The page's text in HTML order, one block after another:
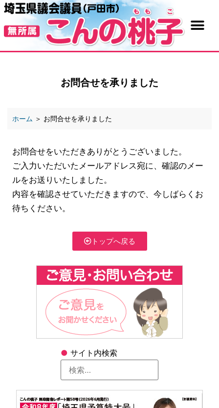
● サイト内検索
お問合せを承りました
ホーム ＞ お問合せを承りました
お問合せをいただきありがとうございました。
ご入力いただいたメールアドレス宛に、確認のメー
ルをお送りいたしました。
内容を確認させていただきますので、今しばらくお
待ちください。
トップへ戻る